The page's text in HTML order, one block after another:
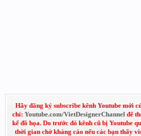
Hãy đăng ký subscribe kênh Youtube mới
chỉ: Youtube.com/VietDesignerChannel để
kế đồ họa. Do trước đó kênh cũ bị Youtube
thời gian chờ kháng cáo nếu các bạn thấy